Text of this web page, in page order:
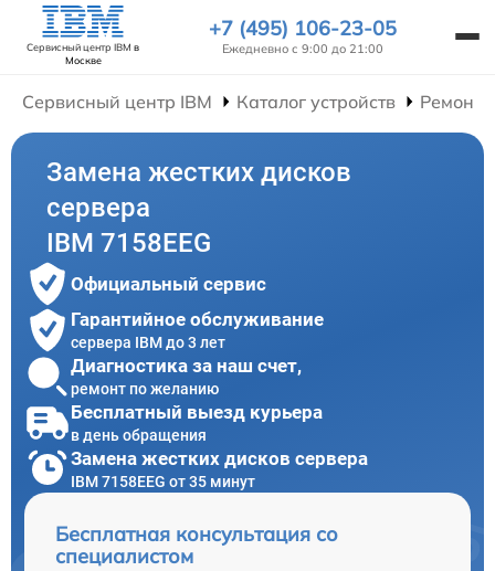
Сервисный центр IBM в
Москве
+7 (495) 106-23-05
Ежедневно с 9:00 до 21:00
Сервисный центр IBM Каталог устройств Ремонт
Замена жестких дисков
сервера
IBM 7158EEG
Официальный сервис
Гарантийное обслуживание
сервера IBM до 3 лет
Диагностика за наш счет,
ремонт по желанию
Бесплатный выезд курьера
в день обращения
Замена жестких дисков сервера
IBM 7158EEG от 35 минут
Бесплатная консультация со
специалистом